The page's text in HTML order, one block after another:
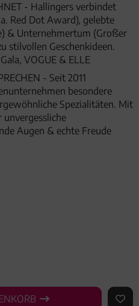
- Hallingers verbindet
Red Dot Award), gelebte
& Unternehmertum (Großer
stilvollen Geschenkideen.
VOGUE & ELLE
- Seit 2011
besondere
Spezialitäten. Mit
Augen & echte Freude
AUF